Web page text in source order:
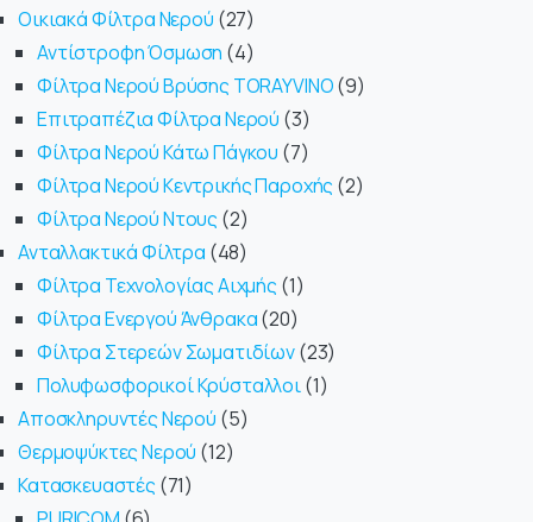
Οικιακά Φίλτρα Νερού 27
Αντίστροφη Όσμωση 4
Φίλτρα Νερού Βρύσης TORAYVINO 9
Επιτραπέζια Φίλτρα Νερού 3
Φίλτρα Νερού Κάτω Πάγκου 7
Φίλτρα Νερού Κεντρικής Παροχής 2
Φίλτρα Νερού Ντους 2
Ανταλλακτικά Φίλτρα 48
Φίλτρα Τεχνολογίας Αιχμής 1
Φίλτρα Ενεργού Άνθρακα 20
Φίλτρα Στερεών Σωματιδίων 23
Πολυφωσφορικοί Κρύσταλλοι 1
Αποσκληρυντές Νερού 5
Θερμοψύκτες Νερού 12
Κατασκευαστές 71